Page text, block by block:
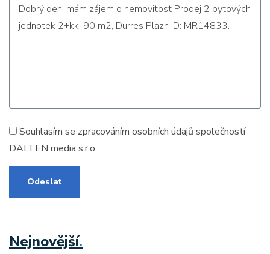
Souhlasím se zpracováním osobních údajů společností
DALTEN media s.r.o.
Odeslat
Nejnovější.